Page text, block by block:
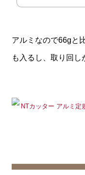
アルミなので66gと
も入るし、取り回し